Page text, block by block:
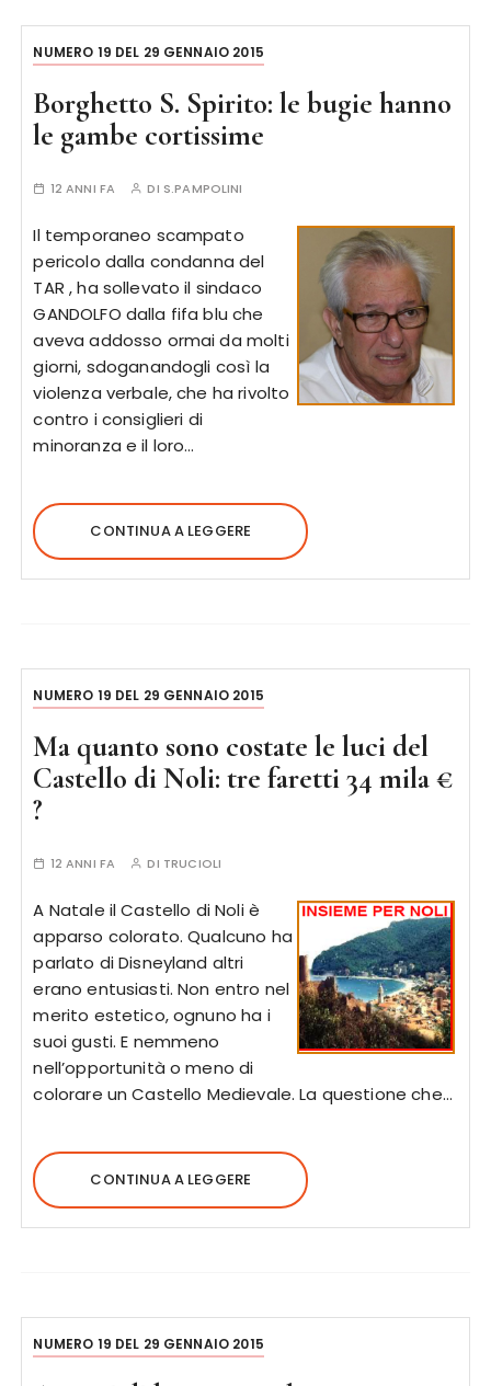
NUMERO 19 DEL 29 GENNAIO 2015
Borghetto S. Spirito: le bugie hanno
le gambe cortissime
12 ANNI FA DI S.PAMPOLINI
Il temporaneo scampato
pericolo dalla condanna del
TAR , ha sollevato il sindaco
GANDOLFO dalla fifa blu che
aveva addosso ormai da molti
giorni, sdoganandogli così la
violenza verbale, che ha rivolto
contro i consiglieri di
minoranza e il loro…
CONTINUA A LEGGERE
NUMERO 19 DEL 29 GENNAIO 2015
Ma quanto sono costate le luci del
Castello di Noli: tre faretti 34 mila €
?
12 ANNI FA DI TRUCIOLI
A Natale il Castello di Noli è
apparso colorato. Qualcuno ha
parlato di Disneyland altri
erano entusiasti. Non entro nel
merito estetico, ognuno ha i
suoi gusti. E nemmeno
nell’opportunità o meno di
colorare un Castello Medievale. La questione che…
CONTINUA A LEGGERE
NUMERO 19 DEL 29 GENNAIO 2015